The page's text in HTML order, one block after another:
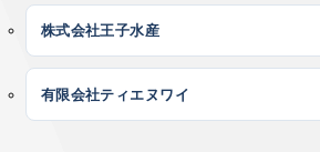
株式会社王子水産
有限会社ティエヌワイ